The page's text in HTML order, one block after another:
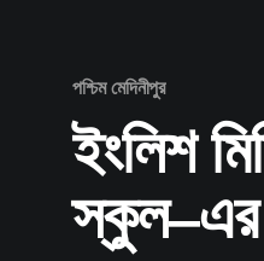
পশ্চিম মেদিনীপুর
ইংলিশ
স্কুল–এর